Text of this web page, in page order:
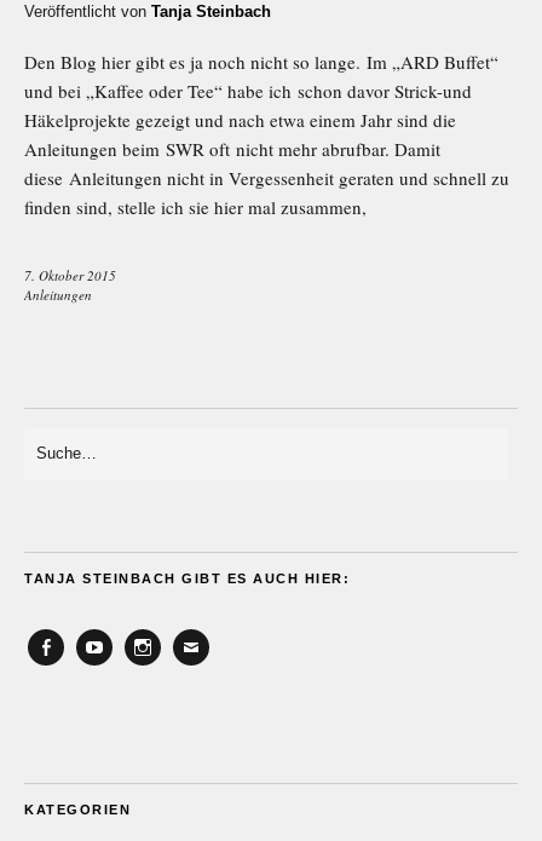
Veröffentlicht von Tanja Steinbach
Den Blog hier gibt es ja noch nicht so lange. Im „ARD Buffet“
und bei „Kaffee oder Tee“ habe ich schon davor Strick-und
Häkelprojekte gezeigt und nach etwa einem Jahr sind die
Anleitungen beim SWR oft nicht mehr abrufbar. Damit
diese Anleitungen nicht in Vergessenheit geraten und schnell zu
finden sind, stelle ich sie hier mal zusammen,
7. Oktober 2015
Anleitungen
TANJA STEINBACH GIBT ES AUCH HIER:
KATEGORIEN